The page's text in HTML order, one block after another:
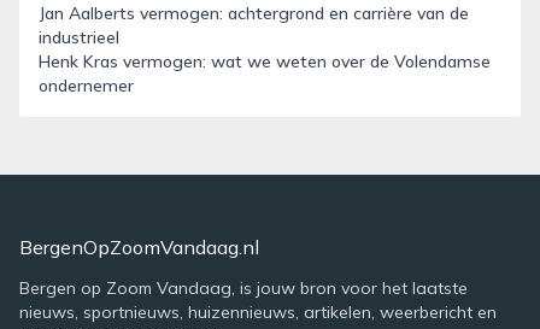
Jan Aalberts vermogen: achtergrond en carrière van de
industrieel
Henk Kras vermogen: wat we weten over de Volendamse
ondernemer
BergenOpZoomVandaag.nl
Bergen op Zoom Vandaag, is jouw bron voor het laatste
nieuws, sportnieuws, huizennieuws, artikelen, weerbericht en